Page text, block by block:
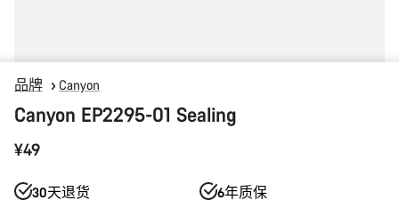
品牌 Canyon
Canyon EP2295-01 Sealing
¥49
30天退货 6年质保